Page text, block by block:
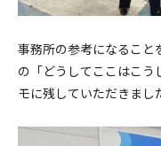
事務所の参考になること
の「どうしてここはこ
モに残していただきまし